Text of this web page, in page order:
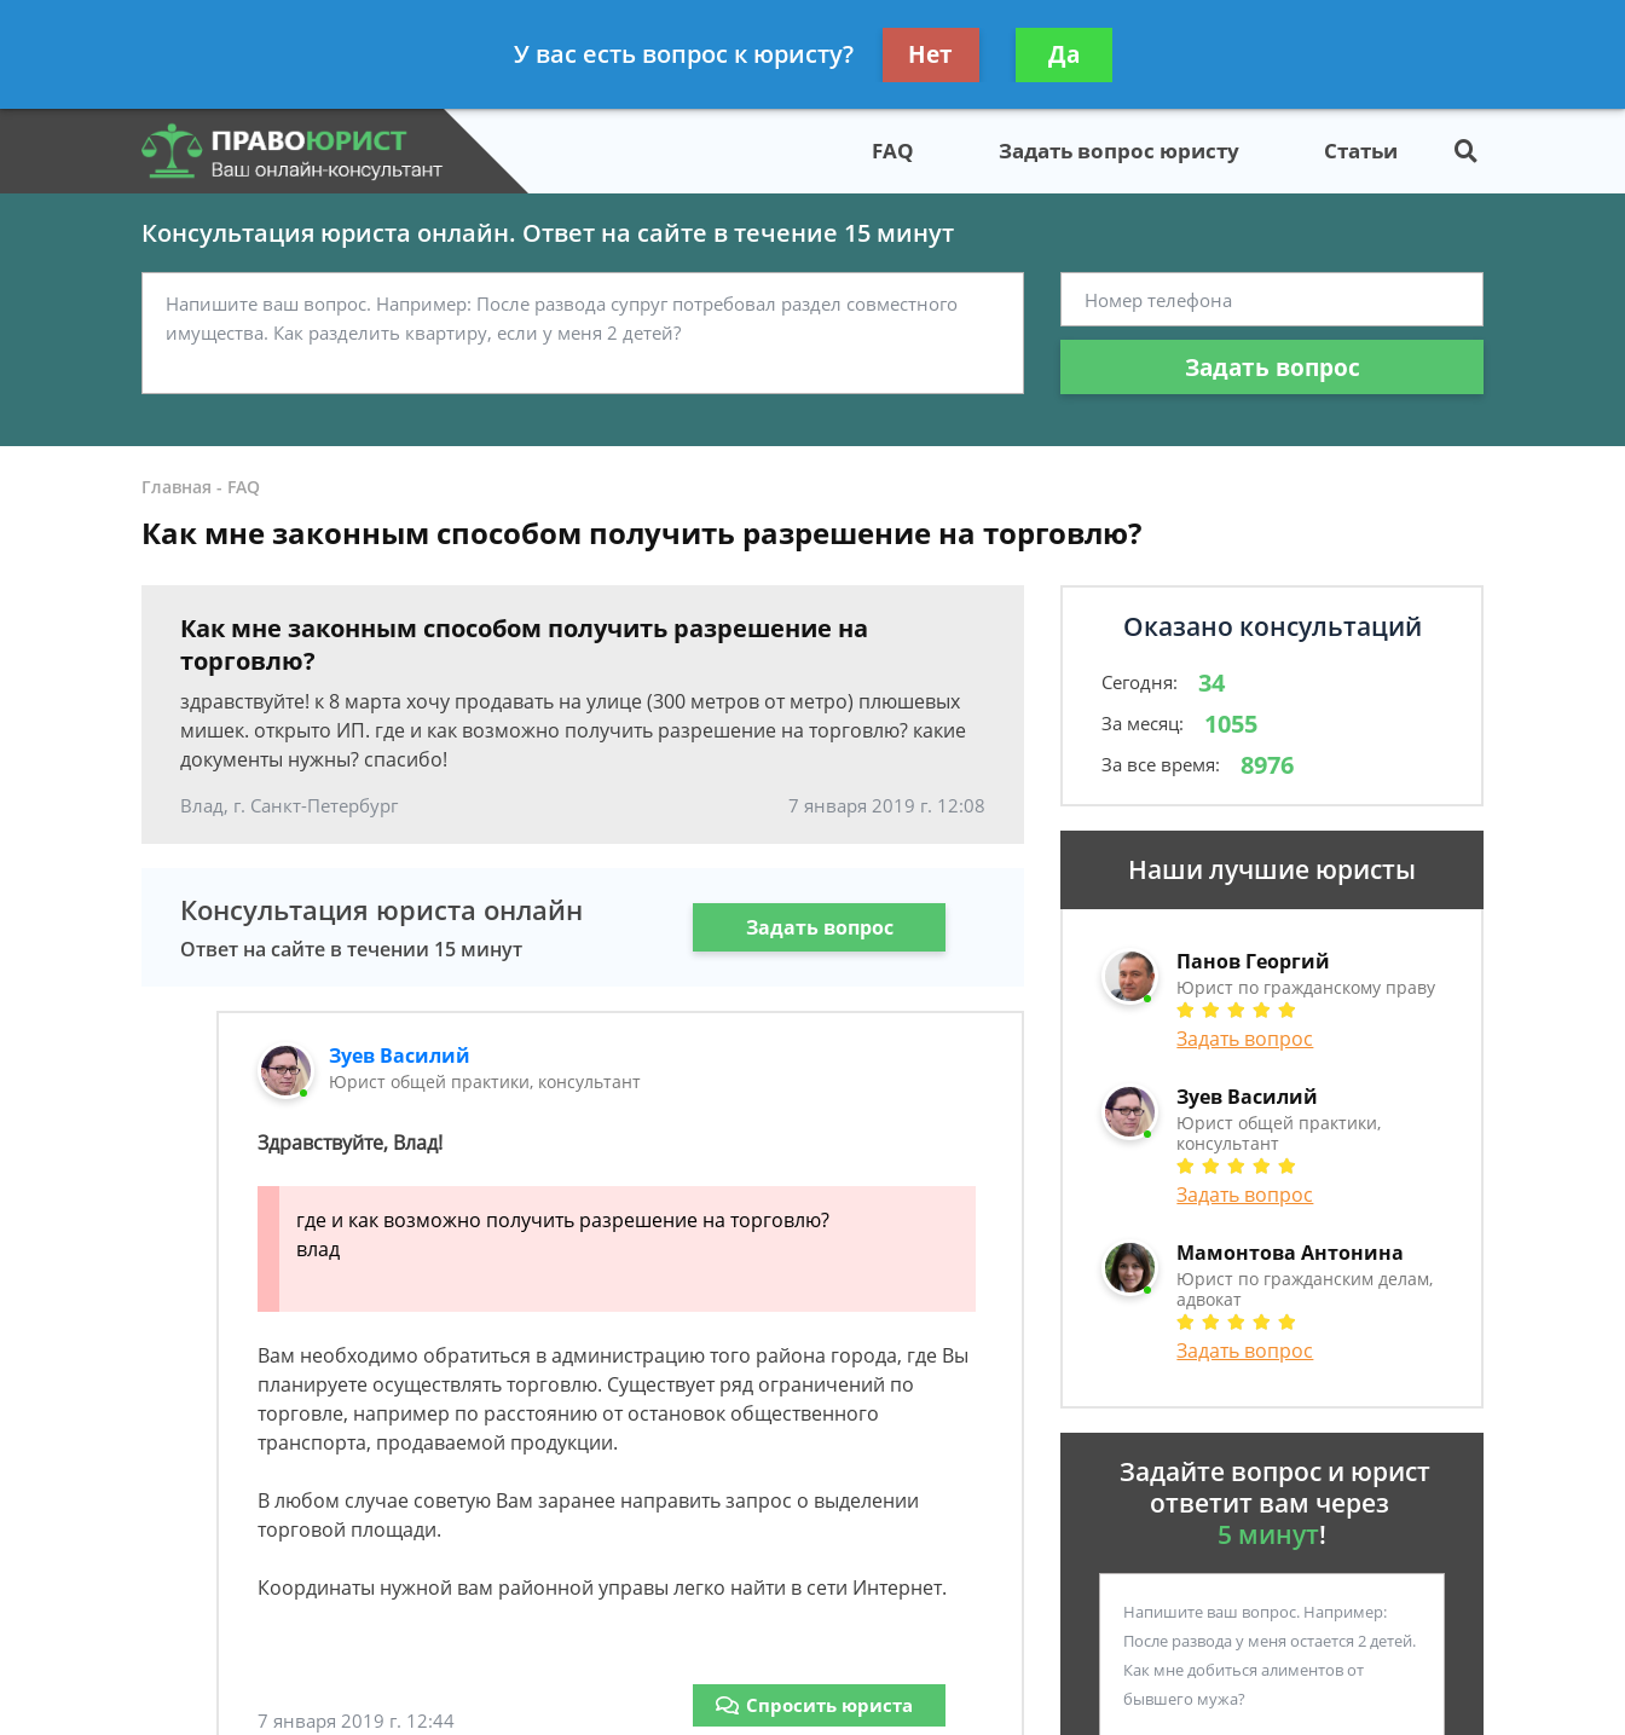
- Юрист по гражданскому праву
Получите консультацию
бесплатно
FAQ Задать вопрос юристу Статьи
Консультация юриста онлайн. Ответ на сайте в течение 15 минут
Задать вопрос
Главная - FAQ
Как мне законным способом получить разрешение на торговлю?
Как мне законным способом получить разрешение на
торговлю?
здравствуйте! к 8 марта хочу продавать на улице (300 метров от метро) плюшевых
мишек. открыто ИП. где и как возможно получить разрешение на торговлю? какие
документы нужны? спасибо!
Влад, г. Санкт-Петербург 7 января 2019 г. 12:08
Консультация юриста онлайн
Ответ на сайте в течении 15 минут
Задать вопрос
Зуев Василий
Юрист общей практики, консультант
Здравствуйте, Влад!
где и как возможно получить разрешение на торговлю?
влад
Вам необходимо обратиться в администрацию того района города, где Вы
планируете осуществлять торговлю. Существует ряд ограничений по
торговле, например по расстоянию от остановок общественного
транспорта, продаваемой продукции.
В любом случае советую Вам заранее направить запрос о выделении
торговой площади.
Координаты нужной вам районной управы легко найти в сети Интернет.
7 января 2019 г. 12:44
Спросить юриста
Оказано консультаций
Сегодня: 34
За месяц: 1055
За все время: 8976
Наши лучшие юристы
Панов Георгий
Юрист по гражданскому праву
Задать вопрос
Зуев Василий
Юрист общей практики,
консультант
Задать вопрос
Мамонтова Антонина
Юрист по гражданским делам,
адвокат
Задать вопрос
Задайте вопрос и юрист
ответит вам через
5 минут!
У вас есть вопрос к юристу? Нет Да